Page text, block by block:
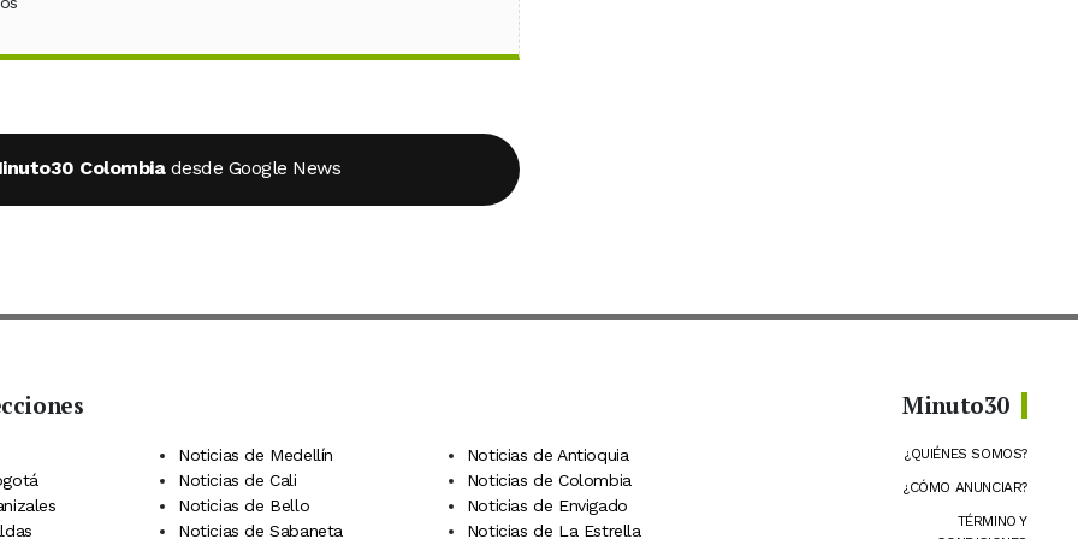
Colombia desde Google News
Noticias de Medellín
Noticias de Antioquia
Noticias de Cali
Noticias de Colombia
Noticias de Bello
Noticias de Envigado
Noticias de Sabaneta Noticias de La Estrella
Minuto30
¿QUIÉNES SOMOS?
¿CÓMO ANUNCIAR?
TÉRMINO Y